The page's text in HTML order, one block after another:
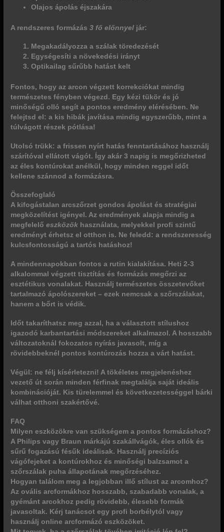
Olajos ápolás éjszakára
A rendszeres formázás3 fő előnnyel jár:
Megakadályozza a szálak töredezését
Egységesíti a növekedési irányt
Optikailag sűrűbb hatást kelt
Fontos, hogy az arcon végzett korrekciókat mindig
természetes fényben végezd. Egy kézi tükör és jó
minőségű olló segít a pontos eredmény elérésében. Ne
felejtsd el: a kis hibák javítása mindig egyszerűbb, mint a
túlvágott részek pótlása!
Utolsó trükk: a frissen nyírt hatás fenntartásához használj
szárítóval ellátott vágót. Így akár 3 napig is megőrizheted
az éles kontúrokat anélkül, hogy minden reggel időt
kellene szánnod a formázásra.
Összefoglaló
A kifogástalan arcszőrzetgondos ápolást és stratégiai
megközelítést igényel. Az eredmények alapja mindig a
megfelelőeszközök használata, melyekkel profi szintű
eredményt érhetsz el otthon is. Ne feledd: a rendszeresség
kulcsfontosságú a tartós hatáshoz!
A mindennapokban fontos a rutin kialakítása. Heti 2-3
alkalommal végzett tisztítás és formázás megőrzi az
esztétikus vonalakat. Használj természetes összetevőket
tartalmazó ápolószereket – ezek nemcsak a szőrszálakat,
hanem a bőrt is védik.
Időt takaríthatsz meg azzal, ha a választott stílushoz
igazodó karbantartási módszereket alkalmazol. A hosszabb
változatoknál fokozatos nyírás javasolt, míg a
rövidebbeknél pontos kontúrozás hozza a várt hatást.
Végül: ne félj kísérletezni! A tökéletes megjelenéshez
vezető út során minden férfinak megtalálja saját ideális
kombinációját. Kis türelemmel és következetességgel bárki
válhat otthoni szakértővé.
FAQ
Milyen eszközökre van szükségem a pontos formázáshoz?
A Philips vagy Braun márkájú szakállvágók, éles ollók és
sűrű fogazású fésűk ideálisak. Használj precíziós
vágófejeket a kontúrokhoz és minőségi balzsamot a
szőrszálak puha állapotának megőrzéséhez.
Hogyan találom meg a legjobban illő stílust az arcomhoz?
Az ovális arcformákhoz hosszabb, szabadabb vonalak, a
gyémánt arcokhoz pedig rövidebb, élesebb formák
javasoltak. Kérj tanácsot egy profi borbélytól vagy
használj online arcformázó eszközöket.